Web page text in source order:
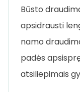
Būsto
apsidrausti
namo
padės
atsiliepimais